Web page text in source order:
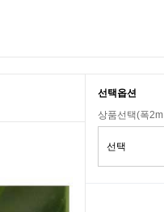
선택옵션
상품선택(폭2m